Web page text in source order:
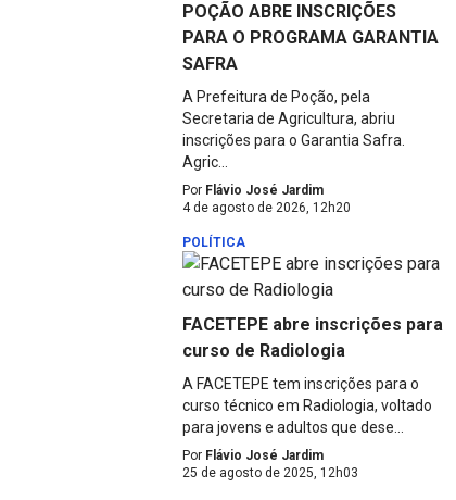
POÇÃO ABRE INSCRIÇÕES
PARA O PROGRAMA GARANTIA
SAFRA
A Prefeitura de Poção, pela
Secretaria de Agricultura, abriu
inscrições para o Garantia Safra.
Agric...
Por Flávio José Jardim
4 de agosto de 2026, 12h20
POLÍTICA
FACETEPE abre inscrições para
curso de Radiologia
A FACETEPE tem inscrições para o
curso técnico em Radiologia, voltado
para jovens e adultos que dese...
Por Flávio José Jardim
25 de agosto de 2025, 12h03